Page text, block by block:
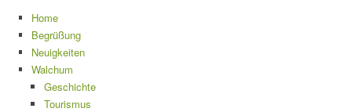
Home
Begrüßung
Neuigkeiten
Walchum
Geschichte
Tourismus